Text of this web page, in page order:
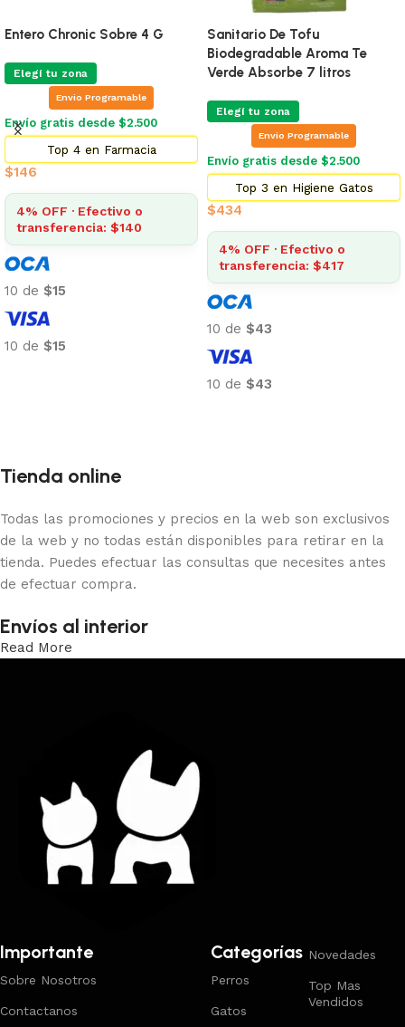
Entero Chronic Sobre 4 G
Elegí tu zona
Envio Programable
Envío gratis desde $2.500
Top 4 en Farmacia
$146
4% OFF · Efectivo o
transferencia: $140
10 de $15
10 de $15
Sanitario De Tofu
Biodegradable Aroma Te
Verde Absorbe 7 litros
Elegí tu zona
Envio Programable
Envío gratis desde $2.500
Top 3 en Higiene Gatos
$434
4% OFF · Efectivo o
transferencia: $417
10 de $43
10 de $43
Tienda online
Todas las promociones y precios en la web son exclusivos
de la web y no todas están disponibles para retirar en la
tienda. Puedes efectuar las consultas que necesites antes
de efectuar compra.
Envíos al interior
Read More
Importante
Sobre Nosotros
Contactanos
Categorías
Perros
Gatos
Novedades
Top Mas
Vendidos